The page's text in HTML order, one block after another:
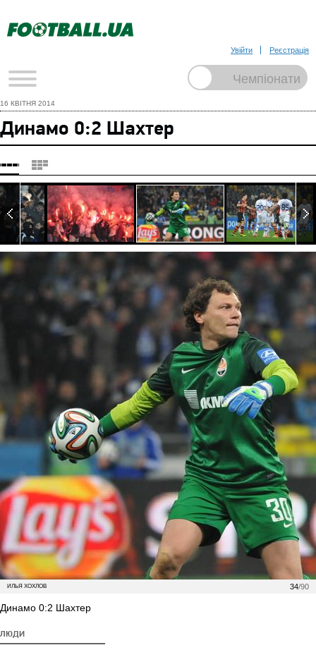
Увійти Реєстрація
16 КВІТНЯ 2014
Динамо 0:2 Шахтер
34/90
ИЛЬЯ ХОХЛОВ
Динамо 0:2 Шахтер
ЛЮДИ